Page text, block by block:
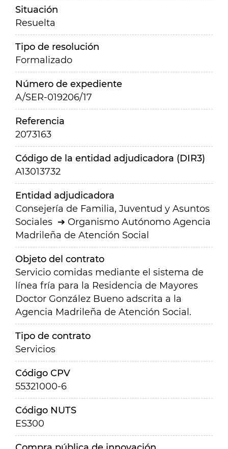
Situación
Resuelta
Tipo de resolución
Formalizado
Número de expediente
A/SER-019206/17
Referencia
2073163
Código de la entidad adjudicadora (DIR3)
A13013732
Entidad adjudicadora
Consejería de Familia, Juventud y Asuntos
Sociales
Organismo Autónomo Agencia
Madrileña de Atención Social
Objeto del contrato
Servicio comidas mediante el sistema de
línea fría para la Residencia de Mayores
Doctor González Bueno adscrita a la
Agencia Madrileña de Atención Social.
Tipo de contrato
Servicios
Código CPV
55321000-6
Código NUTS
ES300